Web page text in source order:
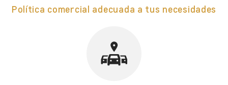
Política comercial adecuada a tus necesidades